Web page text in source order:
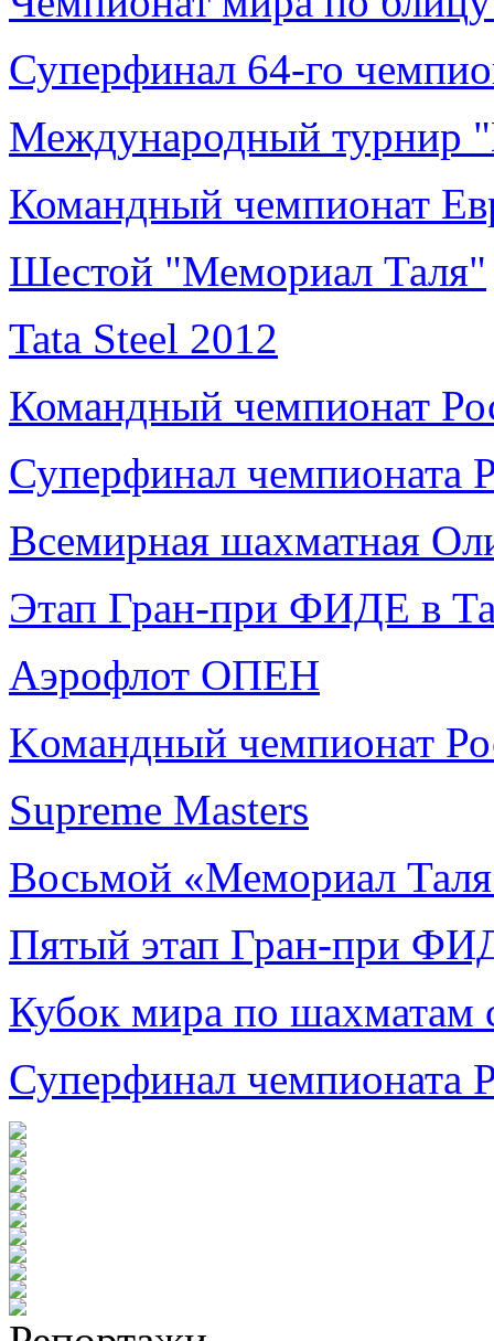
Суперфинал 64-го
Международный турнир
Командный чемпионат
Шестой "Мемориал Таля"
Tata Steel 2012
Командный чемпионат
Суперфинал чемпионата
Всемирная шахматная
Этап Гран-при ФИДЕ в
Аэрофлот ОПЕН
Kомандный чемпионат
Supreme Masters
Восьмой «Мемориал
Пятый этап Гран-при
Кубок мира по шахматам
Суперфинал чемпионата